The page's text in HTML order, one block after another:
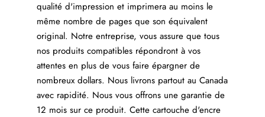
qualité d'impression et imprimera au moins le
même nombre de pages que son équivalent
original. Notre entreprise, vous assure que tous
nos produits compatibles répondront à vos
attentes en plus de vous faire épargner de
nombreux dollars. Nous livrons partout au Canada
avec rapidité. Nous vous offrons une garantie de
12 mois sur ce produit. Cette cartouche d'encre